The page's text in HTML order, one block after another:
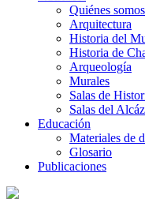
Quiénes somos
Arquitectura
Historia del
Historia de
Arqueología
Murales
Salas de
Salas del
Educación
Materiales de
Glosario
Publicaciones